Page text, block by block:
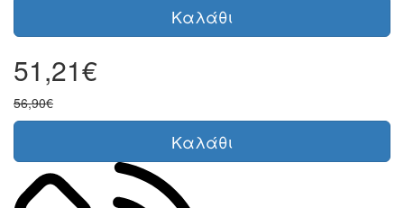
Καλάθι
51,21€
56,90€
Καλάθι